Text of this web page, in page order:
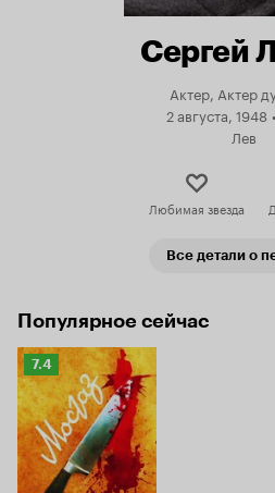
Сергей
Актер, Актер
2 августа, 1948 •
Лев
Любимая звезда
Все детали о
Популярное сейчас
Рейтинг
Кинопоиска
7.4
7.4